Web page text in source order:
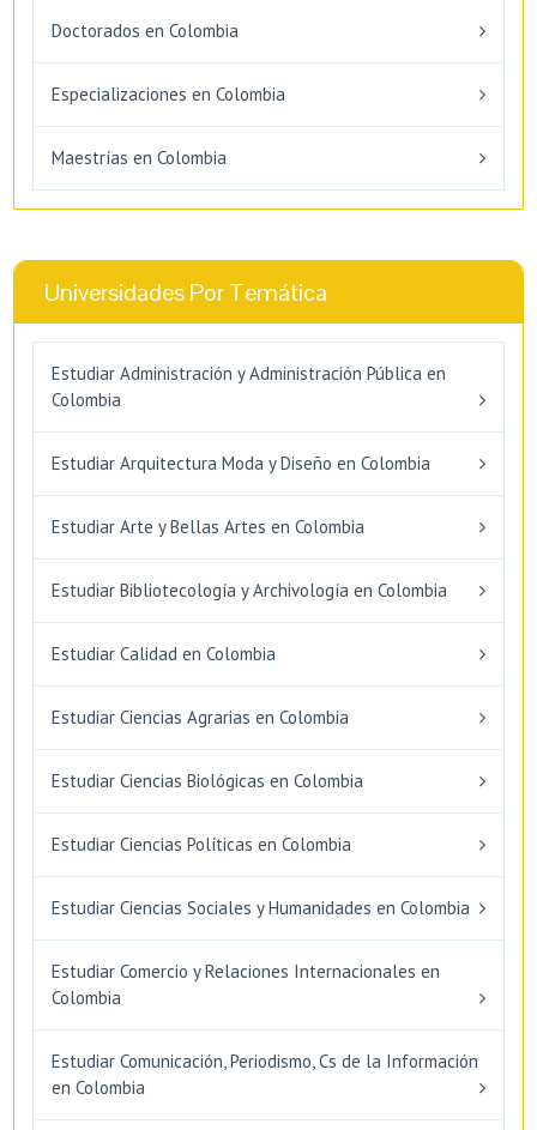
Doctorados en Colombia
Especializaciones en Colombia
Maestrías en Colombia
Universidades Por Temática
Estudiar Administración y Administración Pública en
Colombia
Estudiar Arquitectura Moda y Diseño en Colombia
Estudiar Arte y Bellas Artes en Colombia
Estudiar Bibliotecología y Archivología en Colombia
Estudiar Calidad en Colombia
Estudiar Ciencias Agrarias en Colombia
Estudiar Ciencias Biológicas en Colombia
Estudiar Ciencias Políticas en Colombia
Estudiar Ciencias Sociales y Humanidades en Colombia
Estudiar Comercio y Relaciones Internacionales en
Colombia
Estudiar Comunicación, Periodismo, Cs de la Información
en Colombia